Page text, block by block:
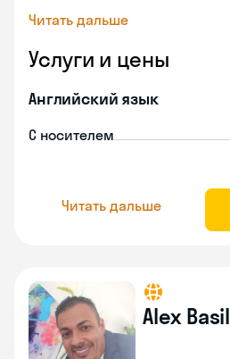
Читать дальше
Услуги и цены
Английский язык
С носителем
Читать дальше
Alex Basil